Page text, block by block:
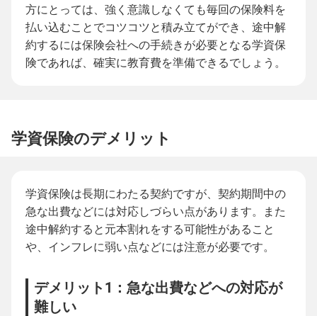
方にとっては、強く意識しなくても毎回の保険料を
払い込むことでコツコツと積み立てができ、途中解
約するには保険会社への手続きが必要となる学資保
険であれば、確実に教育費を準備できるでしょう。
学資保険のデメリット
学資保険は長期にわたる契約ですが、契約期間中の
急な出費などには対応しづらい点があります。また
途中解約すると元本割れをする可能性があること
や、インフレに弱い点などには注意が必要です。
デメリット1：急な出費などへの対応が
難しい